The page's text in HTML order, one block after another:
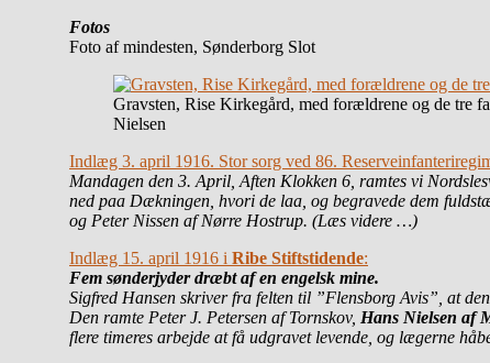
Fotos
Foto af mindesten, Sønderborg Slot
Gravsten, Rise Kirkegård, med forældrene og de tre
Nielsen
Indlæg 3. april 1916. Stor sorg ved 86.
Mandagen den 3. April, Aften Klokken 6, ramtes vi
ned paa Dækningen, hvori de laa, og begravede dem
og Peter Nissen af Nørre Hostrup. (Læs videre …)
Indlæg 15. april 1916 i Ribe Stiftstidende:
Fem sønderjyder dræbt af en engelsk mine.
Sigfred Hansen skriver fra felten til ”Flensborg Avis”, at
Den ramte Peter J. Petersen af Tornskov, Hans Nielsen af
flere timeres arbejde at få udgravet levende, og lægerne